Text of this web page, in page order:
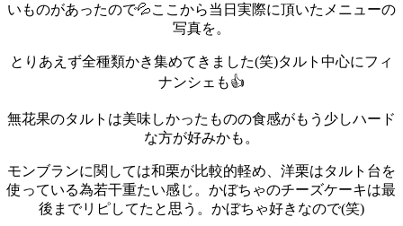
いものがあったので💦ここから当日実際に頂いたメニューの
写真を。
とりあえず全種類かき集めてきました(笑)タルト中心にフィ
ナンシェも👍
無花果のタルトは美味しかったものの食感がもう少しハード
な方が好みかも。
モンブランに関しては和栗が比較的軽め、洋栗はタルト台を
使っている為若干重たい感じ。 かぼちゃのチーズケーキは最
後までリピしてたと思う。かぼちゃ好きなので(笑)